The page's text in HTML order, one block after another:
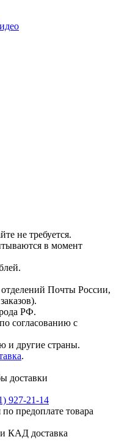
не требуется.
в момент
Почты России,
РФ.
согласованию с
и другие страны.
.
927-21-14
предоплате товара
КАД доставка